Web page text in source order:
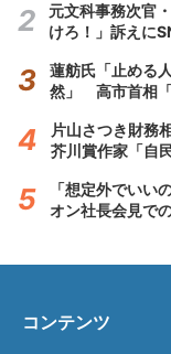
元文科事務次官
けろ！」訴えに
蓮舫氏「止める
然」 高市首相
片山さつき財務
芥川賞作家「自
「想定外でい
オン社長会見で
コンテンツ